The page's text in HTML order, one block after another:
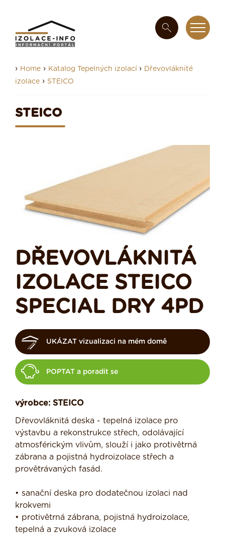
› Home › Katalog Tepelných izolací › Dřevovláknité
izolace › STEICO
STEICO
DŘEVOVLÁKNITÁ
IZOLACE STEICO
SPECIAL DRY 4PD
UKÁZAT vizualizaci na mém domě
POPTAT a poradit se
výrobce: STEICO
Dřevovláknitá deska - tepelná izolace pro
výstavbu a rekonstrukce střech, odolávající
atmosférickým vlivům, slouží i jako protivětrná
zábrana a pojistná hydroizolace střech a
provětrávaných fasád.
• sanační deska pro dodatečnou izolaci nad
krokvemi
• protivětrná zábrana, pojistná hydroizolace,
tepelná a zvuková izolace